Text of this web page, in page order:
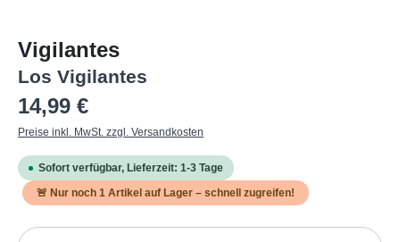
Vigilantes
Los Vigilantes
Regulärer Preis:
14,99 €
Preise inkl. MwSt. zzgl. Versandkosten
Sofort verfügbar, Lieferzeit: 1-3 Tage
🚨 Nur noch 1 Artikel auf Lager – schnell zugreifen!
Produkt Anzahl: Gib den gewünschten Wert ein